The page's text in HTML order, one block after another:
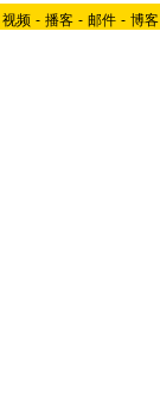
视频 - 播客 - 邮件 - 博客